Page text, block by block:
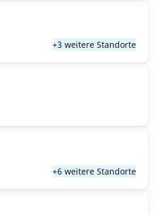
+3 weitere Standorte
+6 weitere Standorte